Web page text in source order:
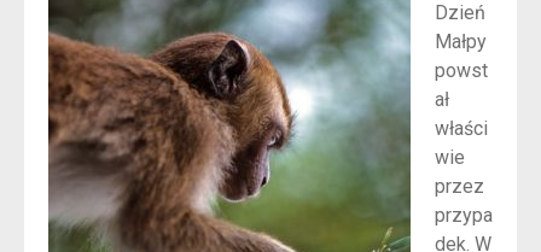
Dzień
Małpy
powst
ał
właści
wie
przez
przypa
dek. W